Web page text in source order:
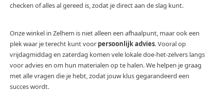
checken of alles al gereed is, zodat je direct aan de slag kunt.
Onze winkel in Zelhem is niet alleen een afhaalpunt, maar ook een
plek waar je terecht kunt voor persoonlijk advies. Vooral op
vrijdagmiddag en zaterdag komen vele lokale doe-het-zelvers langs
voor advies en om hun materialen op te halen. We helpen je graag
met alle vragen die je hebt, zodat jouw klus gegarandeerd een
succes wordt.